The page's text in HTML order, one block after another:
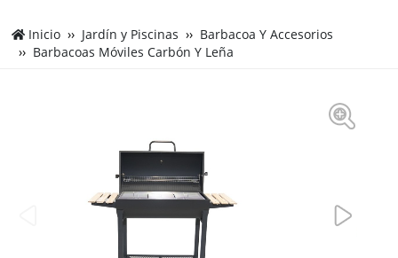
Inicio Jardín y Piscinas
Barbacoa Y Accesorios
Barbacoas Móviles Carbón Y Leña